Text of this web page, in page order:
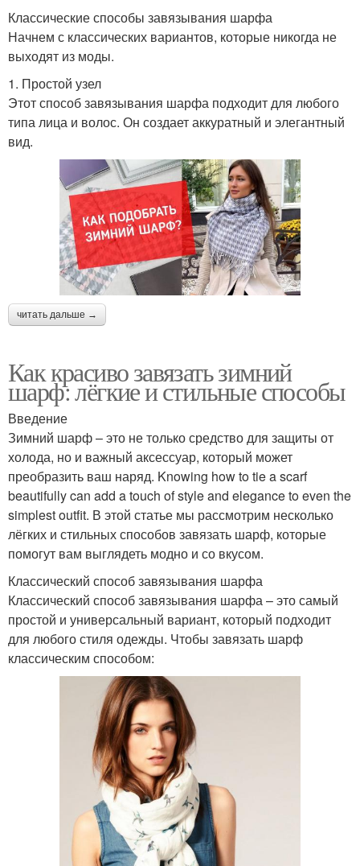
Классические способы завязывания шарфа
Начнем с классических вариантов, которые никогда не
выходят из моды.
1. Простой узел
Этот способ завязывания шарфа подходит для любого
типа лица и волос. Он создает аккуратный и элегантный
вид.
читать дальше →
Как красиво завязать зимний
шарф: лёгкие и стильные способы
Введение
Зимний шарф – это не только средство для защиты от
холода, но и важный аксессуар, который может
преобразить ваш наряд. Knowing how to tie a scarf
beautifully can add a touch of style and elegance to even the
simplest outfit. В этой статье мы рассмотрим несколько
лёгких и стильных способов завязать шарф, которые
помогут вам выглядеть модно и со вкусом.
Классический способ завязывания шарфа
Классический способ завязывания шарфа – это самый
простой и универсальный вариант, который подходит
для любого стиля одежды. Чтобы завязать шарф
классическим способом: